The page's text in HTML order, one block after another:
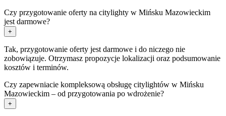
Czy przygotowanie oferty na citylighty w Mińsku Mazowieckim
jest darmowe?
+
Tak, przygotowanie oferty jest darmowe i do niczego nie
zobowiązuje. Otrzymasz propozycje lokalizacji oraz podsumowanie
kosztów i terminów.
Czy zapewniacie kompleksową obsługę citylightów w Mińsku
Mazowieckim – od przygotowania po wdrożenie?
+